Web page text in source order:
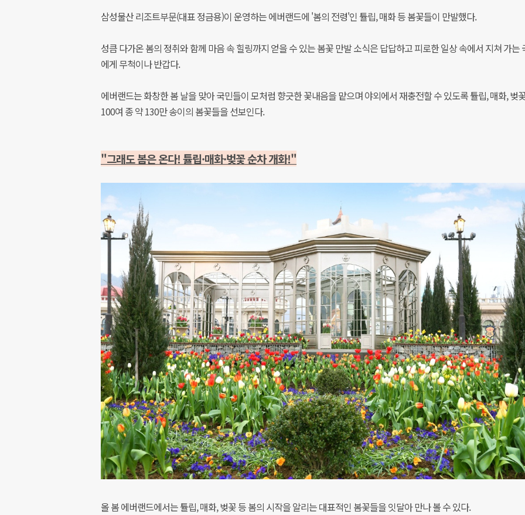
삼성물산 리조트부문(대표 정금용)이 운영하는 에버랜드에 '봄의 전령'인 튤립, 매화 등 봄꽃들이 만발했다.
성큼 다가온 봄의 정취와 함께 마음 속 힐링까지 얻을 수 있는 봄꽃 만발 소식은 답답하고 피로한 일상 속에서 지쳐 가는
에게 무척이나 반갑다.
에버랜드는 화창한 봄 날을 맞아 국민들이 모처럼 향긋한 꽃내음을 맡으며 야외에서 재충전할 수 있도록 튤립, 매화, 벚
100여 종 약 130만 송이의 봄꽃들을 선보인다.
"그래도 봄은 온다! 튤립·매화·벚꽃 순차 개화!"
올 봄 에버랜드에서는 튤립, 매화, 벚꽃 등 봄의 시작을 알리는 대표적인 봄꽃들을 잇달아 만나 볼 수 있다.